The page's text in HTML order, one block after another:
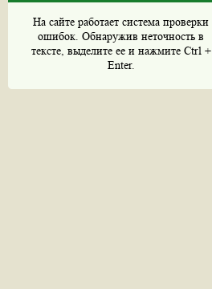
На сайте работает система проверки
ошибок. Обнаружив неточность в
тексте, выделите ее и нажмите Ctrl +
Enter.